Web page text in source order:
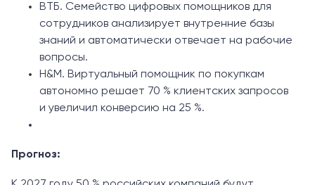
ВТБ. Семейство цифровых помощников для
сотрудников анализирует внутренние базы
знаний и автоматически отвечает на рабочие
вопросы.
H&M. Виртуальный помощник по покупкам
автономно решает 70 % клиентских запросов
и увеличил конверсию на 25 %.
Прогноз: